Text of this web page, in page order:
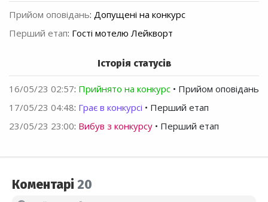
Прийом оповідань: Допущені на конкурс
Перший етап: Гості мотелю Лейкворт
Історія статусів
16/05/23 02:57: Прийнято на конкурс • Прийом оповідань
17/05/23 04:48: Грає в конкурсі • Перший етап
23/05/23 23:00: Вибув з конкурсу • Перший етап
Коментарі 20